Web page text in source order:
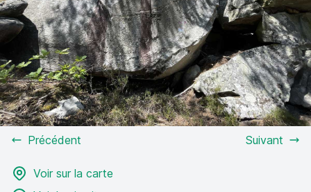
Précédent Suivant
Voir sur la carte